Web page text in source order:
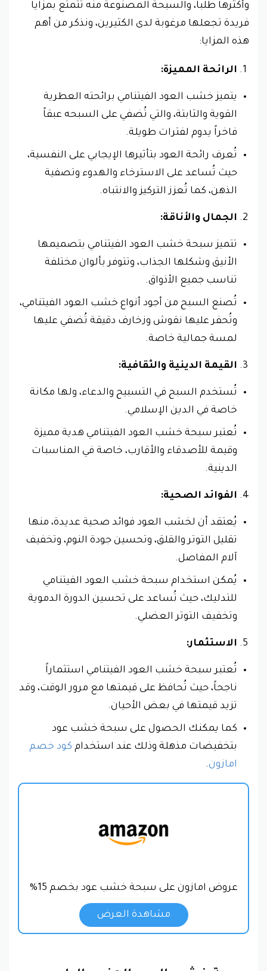
وأكثرها طلباً، والسبحة المصنوعة منه تتمتع بمزايا
فريدة تجعلها مرغوبة لدى الكثيرين، ونذكر من أهم
هذه المزايا:
الرائحة المميزة:
يتميز خشب العود الفيتنامي برائحته العطرية
القوية والثابتة، والتي تُضفي على السبحه عبقاً
فاخراً يدوم لفترات طويلة.
تُعرف رائحة العود بتأثيرها الإيجابي على النفسية،
حيث تُساعد على الاسترخاء والهدوء وتصفية
الذهن، كما تُعزز التركيز والانتباه.
الجمال والأناقة:
تتميز سبحة خشب العود الفيتنامي بتصميمها
الأنيق وشكلها الجذاب، وتتوفر بألوان مختلفة
تناسب جميع الأذواق.
تُصنع السبح من أجود أنواع خشب العود الفيتنامي،
وتُحفر عليها نقوش وزخارف دقيقة تُضفي عليها
لمسة جمالية خاصة.
القيمة الدينية والثقافية:
تُستخدم السبح في التسبيح والدعاء، ولها مكانة
خاصة في الدين الإسلامي.
تُعتبر سبحة خشب العود الفيتنامي هدية مميزة
وقيمة للأصدقاء والأقارب، خاصة في المناسبات
الدينية.
الفوائد الصحية:
يُعتقد أن لخشب العود فوائد صحية عديدة، منها
تقليل التوتر والقلق، وتحسين جودة النوم، وتخفيف
آلام المفاصل.
يُمكن استخدام سبحة خشب العود الفيتنامي
للتدليك، حيث تُساعد على تحسين الدورة الدموية
وتخفيف التوتر العضلي.
الاستثمار:
تُعتبر سبحة خشب العود الفيتنامي استثماراً
ناجحاً، حيث تُحافظ على قيمتها مع مرور الوقت، وقد
تزيد قيمتها في بعض الأحيان.
كما يمكنك الحصول على سبحة خشب عود
بتخفيضات مذهلة وذلك عند استخدام كود خصم
امازون.
عروض امازون على سبحة خشب عود بخصم 15%
مشاهدة العرض